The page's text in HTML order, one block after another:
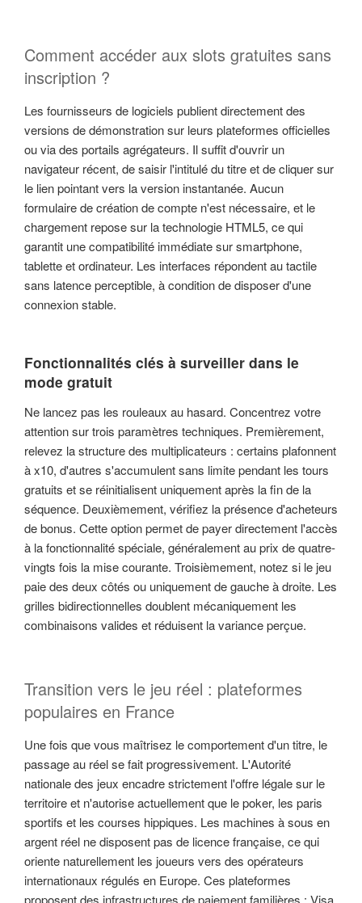
Comment accéder aux slots gratuites sans
inscription ?
Les fournisseurs de logiciels publient directement des
versions de démonstration sur leurs plateformes officielles
ou via des portails agrégateurs. Il suffit d'ouvrir un
navigateur récent, de saisir l'intitulé du titre et de cliquer sur
le lien pointant vers la version instantanée. Aucun
formulaire de création de compte n'est nécessaire, et le
chargement repose sur la technologie HTML5, ce qui
garantit une compatibilité immédiate sur smartphone,
tablette et ordinateur. Les interfaces répondent au tactile
sans latence perceptible, à condition de disposer d'une
connexion stable.
Fonctionnalités clés à surveiller dans le
mode gratuit
Ne lancez pas les rouleaux au hasard. Concentrez votre
attention sur trois paramètres techniques. Premièrement,
relevez la structure des multiplicateurs : certains plafonnent
à x10, d'autres s'accumulent sans limite pendant les tours
gratuits et se réinitialisent uniquement après la fin de la
séquence. Deuxièmement, vérifiez la présence d'acheteurs
de bonus. Cette option permet de payer directement l'accès
à la fonctionnalité spéciale, généralement au prix de quatre-
vingts fois la mise courante. Troisièmement, notez si le jeu
paie des deux côtés ou uniquement de gauche à droite. Les
grilles bidirectionnelles doublent mécaniquement les
combinaisons valides et réduisent la variance perçue.
Transition vers le jeu réel : plateformes
populaires en France
Une fois que vous maîtrisez le comportement d'un titre, le
passage au réel se fait progressivement. L'Autorité
nationale des jeux encadre strictement l'offre légale sur le
territoire et n'autorise actuellement que le poker, les paris
sportifs et les courses hippiques. Les machines à sous en
argent réel ne disposent pas de licence française, ce qui
oriente naturellement les joueurs vers des opérateurs
internationaux régulés en Europe. Ces plateformes
proposent des infrastructures de paiement familières : Visa,